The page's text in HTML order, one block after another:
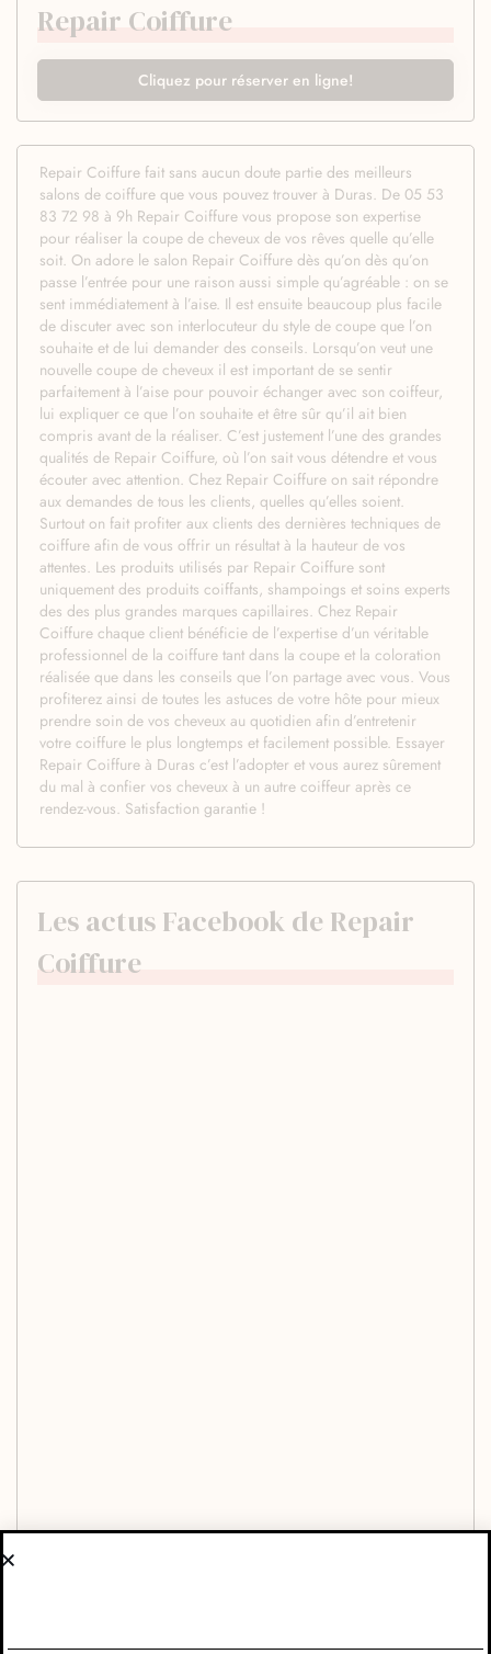
Repair Coiffure
Cliquez pour réserver en ligne!
Repair Coiffure fait sans aucun doute partie des meilleurs
salons de coiffure que vous pouvez trouver à Duras. De 05 53
83 72 98 à 9h Repair Coiffure vous propose son expertise
pour réaliser la coupe de cheveux de vos rêves quelle qu’elle
soit. On adore le salon Repair Coiffure dès qu’on dès qu’on
passe l’entrée pour une raison aussi simple qu’agréable : on se
sent immédiatement à l’aise. Il est ensuite beaucoup plus facile
de discuter avec son interlocuteur du style de coupe que l’on
souhaite et de lui demander des conseils. Lorsqu’on veut une
nouvelle coupe de cheveux il est important de se sentir
parfaitement à l’aise pour pouvoir échanger avec son coiffeur,
lui expliquer ce que l’on souhaite et être sûr qu’il ait bien
compris avant de la réaliser. C’est justement l’une des grandes
qualités de Repair Coiffure, où l’on sait vous détendre et vous
écouter avec attention. Chez Repair Coiffure on sait répondre
aux demandes de tous les clients, quelles qu’elles soient.
Surtout on fait profiter aux clients des dernières techniques de
coiffure afin de vous offrir un résultat à la hauteur de vos
attentes. Les produits utilisés par Repair Coiffure sont
uniquement des produits coiffants, shampoings et soins experts
des des plus grandes marques capillaires. Chez Repair
Coiffure chaque client bénéficie de l’expertise d’un véritable
professionnel de la coiffure tant dans la coupe et la coloration
réalisée que dans les conseils que l’on partage avec vous. Vous
profiterez ainsi de toutes les astuces de votre hôte pour mieux
prendre soin de vos cheveux au quotidien afin d’entretenir
votre coiffure le plus longtemps et facilement possible. Essayer
Repair Coiffure à Duras c’est l’adopter et vous aurez sûrement
du mal à confier vos cheveux à un autre coiffeur après ce
rendez-vous. Satisfaction garantie !
Les actus Facebook de Repair
Coiffure